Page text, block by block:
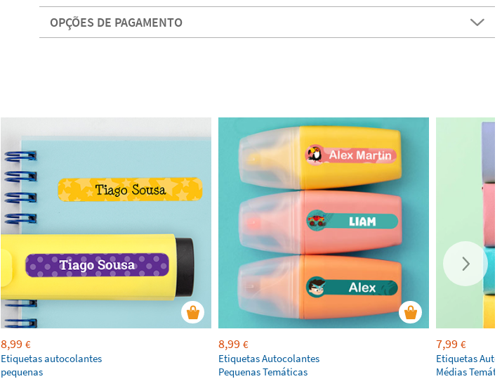
OPÇÕES DE PAGAMENTO
8,99 €
Etiquetas autocolantes
pequenas
8,99 €
Etiquetas Autocolantes
Pequenas Temáticas
7,99 €
Etiquetas
Médias